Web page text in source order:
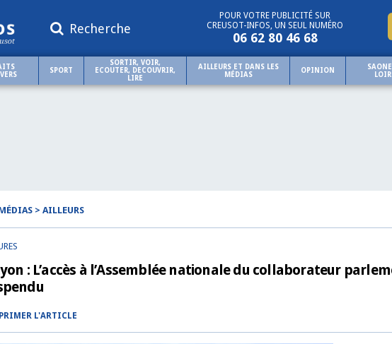
Recherche
POUR VOTRE PUBLICITÉ SUR
CREUSOT-INFOS, UN SEUL NUMÉRO
06 62 80 46 68
SPORT
SORTIR, VOIR,
ECOUTER, DECOUVRIR,
LIRE
AILLEURS ET DANS LES
MÉDIAS
OPINION
> AILLEURS
: L’accès à l’Assemblée nationale du collaborateur
L'ARTICLE